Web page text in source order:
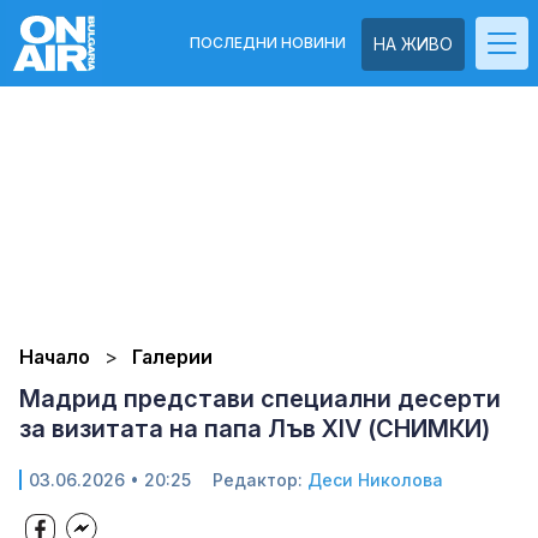
НА ЖИВО
ПОСЛЕДНИ НОВИНИ
Начало Галерии
Мадрид представи специални десерти
за визитата на папа Лъв XIV (СНИМКИ)
03.06.2026 • 20:25 Редактор: Деси Николова